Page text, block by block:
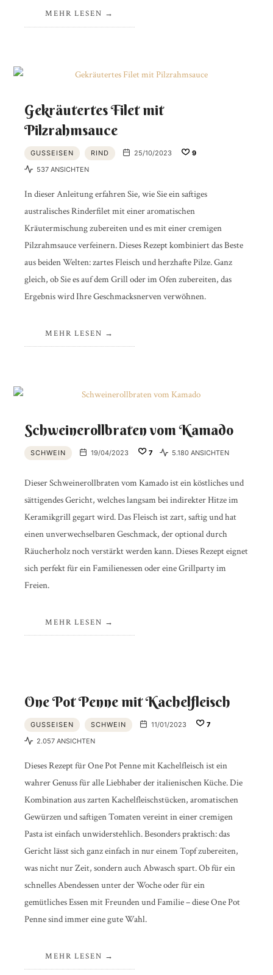
MEHR LESEN
Gekräutertes Filet mit
Pilzrahmsauce
GUSSEISEN RIND 25/10/2023
9
537 ANSICHTEN
In dieser Anleitung erfahren Sie, wie Sie ein saftiges
australisches Rinderfilet mit einer aromatischen
Kräutermischung zubereiten und es mit einer cremigen
Pilzrahmsauce verfeinern. Dieses Rezept kombiniert das Beste
aus beiden Welten: zartes Fleisch und herzhafte Pilze. Ganz
gleich, ob Sie es auf dem Grill oder im Ofen zubereiten, das
Ergebnis wird Ihre Geschmacksnerven verwöhnen.
MEHR LESEN
Schweinerollbraten vom Kamado
SCHWEIN 19/04/2023 7 5.180 ANSICHTEN
Dieser Schweinerollbraten vom Kamado ist ein köstliches und
sättigendes Gericht, welches langsam bei indirekter Hitze im
Keramikgrill gegart wird. Das Fleisch ist zart, saftig und hat
einen unverwechselbaren Geschmack, der optional durch
Räucherholz noch verstärkt werden kann. Dieses Rezept eignet
sich perfekt für ein Familienessen oder eine Grillparty im
Freien.
MEHR LESEN
One Pot Penne mit Kachelfleisch
GUSSEISEN SCHWEIN 11/01/2023
7
2.057 ANSICHTEN
Dieses Rezept für One Pot Penne mit Kachelfleisch ist ein
wahrer Genuss für alle Liebhaber der italienischen Küche. Die
Kombination aus zarten Kachelfleischstücken, aromatischen
Gewürzen und saftigen Tomaten vereint in einer cremigen
Pasta ist einfach unwiderstehlich. Besonders praktisch: das
Gericht lässt sich ganz einfach in nur einem Topf zubereiten,
was nicht nur Zeit, sondern auch Abwasch spart. Ob für ein
schnelles Abendessen unter der Woche oder für ein
gemütliches Essen mit Freunden und Familie – diese One Pot
Penne sind immer eine gute Wahl.
MEHR LESEN